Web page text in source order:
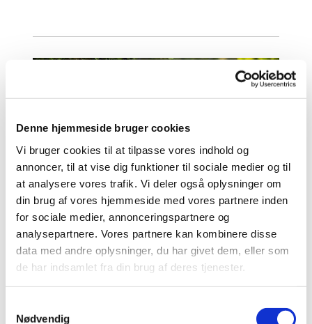
Denne hjemmeside bruger cookies
Vi bruger cookies til at tilpasse vores indhold og
annoncer, til at vise dig funktioner til sociale medier og til
at analysere vores trafik. Vi deler også oplysninger om
din brug af vores hjemmeside med vores partnere inden
for sociale medier, annonceringspartnere og
analysepartnere. Vores partnere kan kombinere disse
data med andre oplysninger, du har givet dem, eller som
de har indsamlet fra din brug af deres tjenester.
Nødvendig
Kommunikationsmedarbejder